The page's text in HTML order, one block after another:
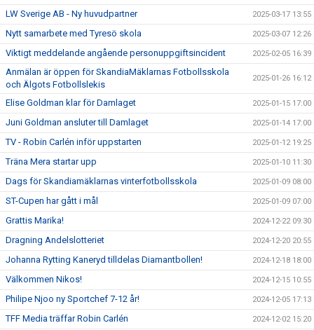
LW Sverige AB - Ny huvudpartner 2025-03-17 13:55
Nytt samarbete med Tyresö skola 2025-03-07 12:26
Viktigt meddelande angående personuppgiftsincident 2025-02-05 16:39
Anmälan är öppen för SkandiaMäklarnas Fotbollsskola
och Älgots Fotbollslekis
2025-01-26 16:12
Elise Goldman klar för Damlaget 2025-01-15 17:00
Juni Goldman ansluter till Damlaget 2025-01-14 17:00
TV - Robin Carlén inför uppstarten 2025-01-12 19:25
Träna Mera startar upp 2025-01-10 11:30
Dags för Skandiamäklarnas vinterfotbollsskola 2025-01-09 08:00
ST-Cupen har gått i mål 2025-01-09 07:00
Grattis Marika! 2024-12-22 09:30
Dragning Andelslotteriet 2024-12-20 20:55
Johanna Rytting Kaneryd tilldelas Diamantbollen! 2024-12-18 18:00
Välkommen Nikos! 2024-12-15 10:55
Philipe Njoo ny Sportchef 7-12 år! 2024-12-05 17:13
TFF Media träffar Robin Carlén 2024-12-02 15:20